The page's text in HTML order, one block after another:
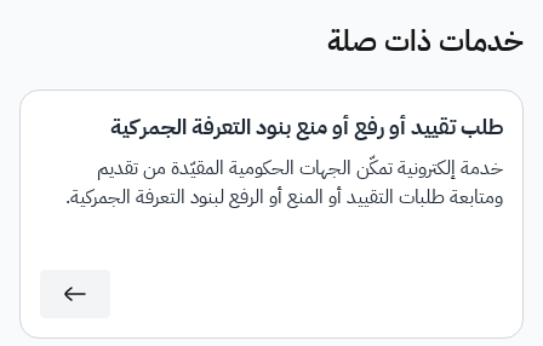
خدمات ذات صلة
طلب تقييد أو رفع أو منع بنود التعرفة الجمركية
خدمة إلكترونية تمكّن الجهات الحكومية المقيّدة من تقديم
ومتابعة طلبات التقييد أو المنع أو الرفع لبنود التعرفة الجمركية.